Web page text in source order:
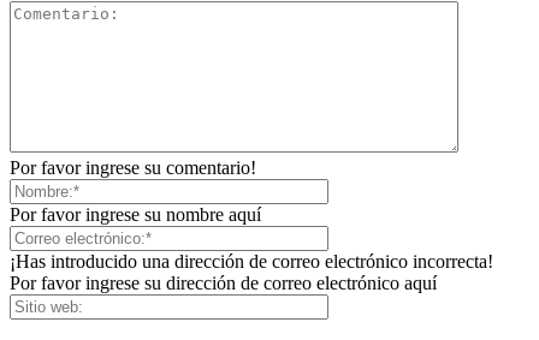
Por favor ingrese su comentario!
Por favor ingrese su nombre aquí
¡Has introducido una dirección de correo electrónico incorrecta!
Por favor ingrese su dirección de correo electrónico aquí